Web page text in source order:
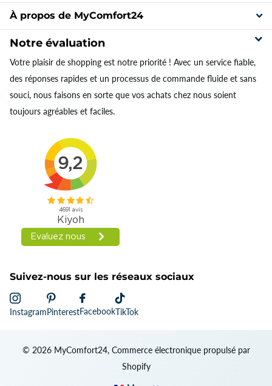
À propos de MyComfort24
Notre évaluation
Votre plaisir de shopping est notre priorité ! Avec un service fiable,
des réponses rapides et un processus de commande fluide et sans
souci, nous faisons en sorte que vos achats chez nous soient
toujours agréables et faciles.
Suivez-nous sur les réseaux sociaux
InstagramPinterestFacebookTikTok
© 2026MyComfort24, Commerce électronique propulsé par
Shopify